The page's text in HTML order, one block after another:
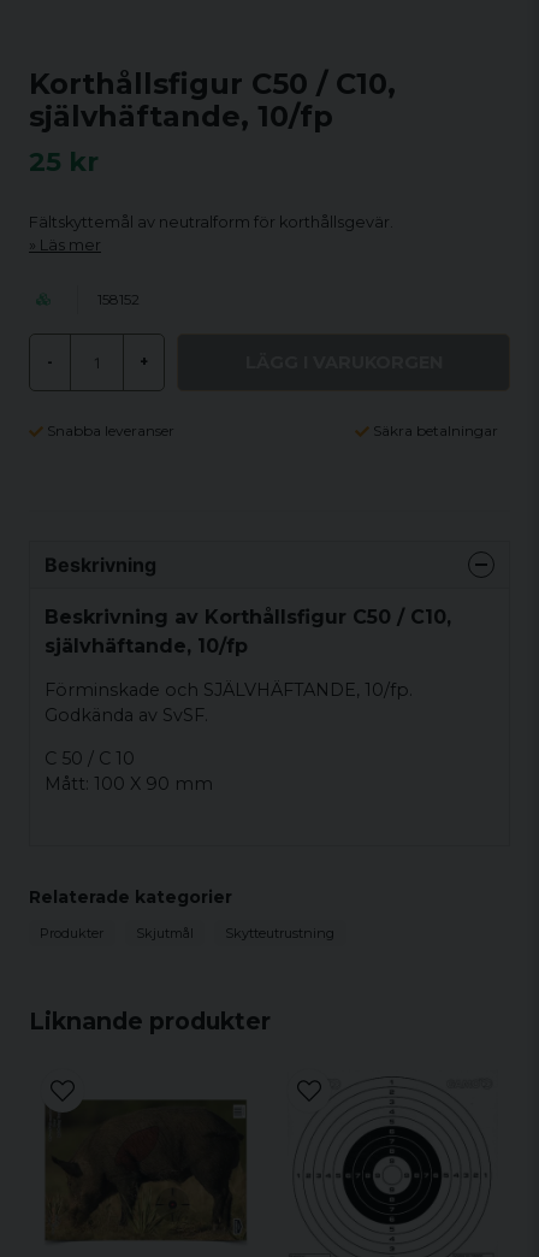
Korthållsfigur C50 / C10,
självhäftande, 10/fp
25 kr
Fältskyttemål av neutralform för korthållsgevär.
Läs mer
158152
- +
Snabba leveranser Säkra betalningar
Liknande produkter
Beskrivning
Beskrivning av Korthållsfigur C50 / C10,
självhäftande, 10/fp
Förminskade och SJÄLVHÄFTANDE, 10/fp.
Godkända av SvSF.
C 50 / C 10
Mått: 100 X 90 mm
Relaterade kategorier
Produkter Skjutmål Skytteutrustning